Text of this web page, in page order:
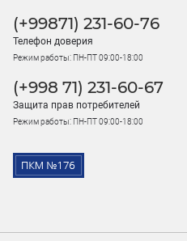
(+99871) 231-60-76
Телефон доверия
Режим работы: ПН-ПТ 09:00-18:00
(+998 71) 231-60-67
Защита прав потребителей
Режим работы: ПН-ПТ 09:00-18:00